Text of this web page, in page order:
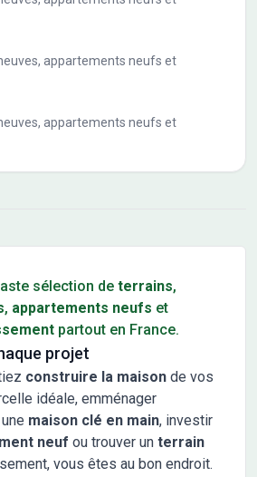
appartements neufs et
appartements neufs et
sélection de terrains,
, appartements neufs et
partout en France.
projet
construire la maison de vos
idéale, emménager
maison clé en main, investir
neuf ou trouver un terrain
vous êtes au bon endroit.